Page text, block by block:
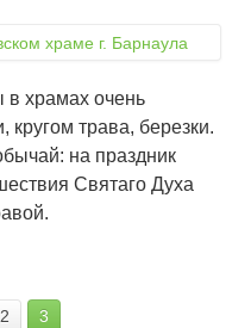
в храмах очень
кругом трава, березки.
на праздник
Святаго Духа
2 3